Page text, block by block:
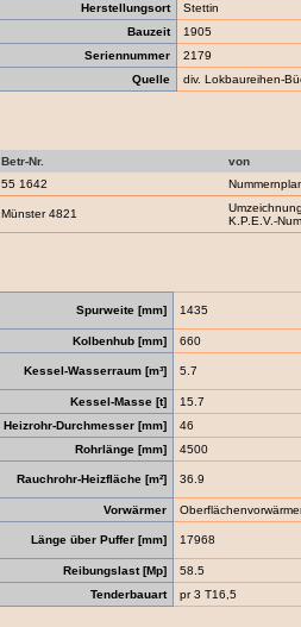
Herstellungsort
Stettin
Bauzeit
1905
Seriennummer
2179
Quelle
div. Lokbaureihen-
Betr-Nr.
von
55 1642
Münster 4821
K.P.E.V.-
Spurweite [mm] 1435
Kolbenhub [mm] 660
Kessel-Wasserraum [m³] 5.7
Kessel-Masse [t]
15.7
Heizrohr-Durchmesser [mm]
46
Rohrlänge [mm]
4500
Rauchrohr-Heizfläche [m²] 36.9
Vorwärmer
Länge über Puffer [mm] 17968
Reibungslast [Mp]
58.5
Tenderbauart
pr 3 T16,5